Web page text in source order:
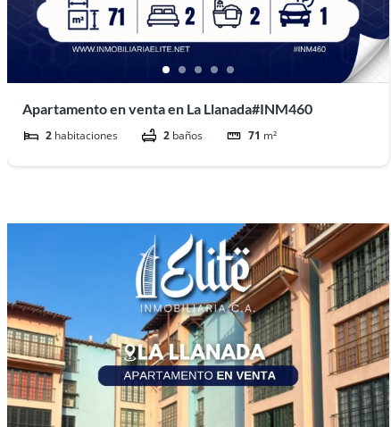
Apartamento en venta en La Llanada#INM460
2 habitaciones 2 baños 71 m²